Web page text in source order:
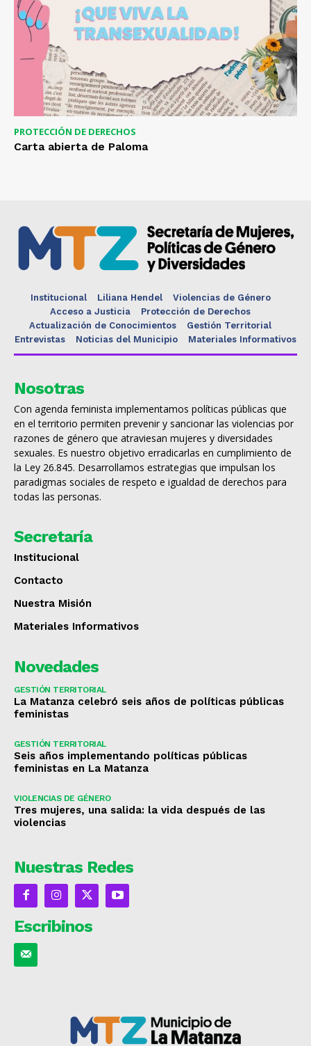
PROTECCIÓN DE DERECHOS
Carta abierta de Paloma
Institucional Liliana Hendel
Violencias de Género
Acceso a Justicia
Protección de Derechos
Actualización de Conocimientos
Gestión Territorial
Entrevistas
Noticias del Municipio Materiales Informativos
Nosotras
Con agenda feminista implementamos políticas públicas que
en el territorio permiten prevenir y sancionar las violencias por
razones de género que atraviesan mujeres y diversidades
sexuales. Es nuestro objetivo erradicarlas en cumplimiento de
la Ley 26.845. Desarrollamos estrategias que impulsan los
paradigmas sociales de respeto e igualdad de derechos para
todas las personas.
Secretaría
Institucional
Contacto
Nuestra Misión
Materiales Informativos
Novedades
GESTIÓN TERRITORIAL
La Matanza celebró seis años de políticas públicas
feministas
GESTIÓN TERRITORIAL
Seis años implementando políticas públicas
feministas en La Matanza
VIOLENCIAS DE GÉNERO
Tres mujeres, una salida: la vida después de las
violencias
Nuestras Redes
Escribinos